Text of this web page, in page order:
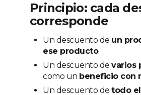
Principio: cada
corresponde
Un descuento de un
ese producto.
Un descuento devarios
como un beneficio con
Un descuento detodo